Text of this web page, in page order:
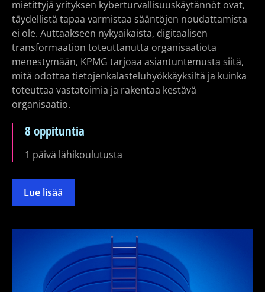
mietittyjä yrityksen kyberturvallisuuskäytännöt ovat,
täydellistä tapaa varmistaa sääntöjen noudattamista
ei ole. Auttaakseen nykyaikaista, digitaalisen
transformaation toteuttanutta organisaatiota
menestymään, KPMG tarjoaa asiantuntemusta siitä,
mitä odottaa tietojenkalasteluhyökkäyksiltä ja kuinka
toteuttaa vastatoimia ja rakentaa kestävä
organisaatio.
8 oppituntia
1 päivä lähikoulutusta
Lue lisää